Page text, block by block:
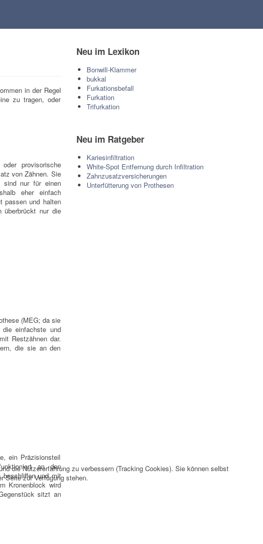
in der Regel
zu tragen, oder
provisorische
von Zähnen. Sie
sindnur für einen
eher einfach
passen und halten
überbrückt nur die
(MEG; da sie
einfachste und
Restzähnen dar.
die sie an den
ein Präzisionsteil
an den
beschliffen und mit
Kronenblock wird
sitzt an
Neu im Lexikon
Bonwill-Klammer
bukkal
Furkationsbefall
Furkation
Trifurkation
Neu im Ratgeber
Kariesinfiltration
White-Spot Entfernung durch Infiltration
Zahnzusatzversicherungen
Unterfütterung von Prothesen
die Nutzererfahrung zu verbessern (Tracking Cookies). Sie können selbst
Seite zur Verfügung stehen.